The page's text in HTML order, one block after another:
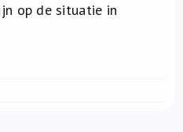
op de situatie in